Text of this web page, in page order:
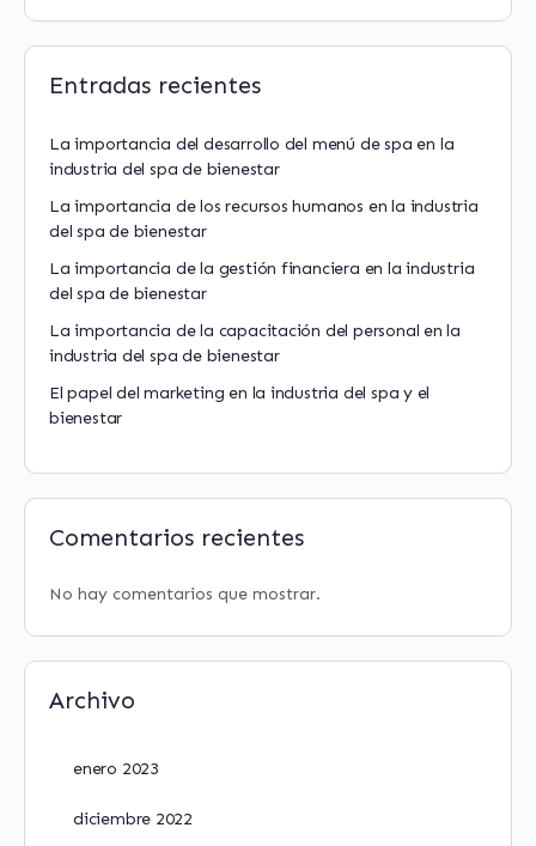
Entradas recientes
La importancia del desarrollo del menú de spa en la
industria del spa de bienestar
La importancia de los recursos humanos en la industria
del spa de bienestar
La importancia de la gestión financiera en la industria
del spa de bienestar
La importancia de la capacitación del personal en la
industria del spa de bienestar
El papel del marketing en la industria del spa y el
bienestar
Comentarios recientes
No hay comentarios que mostrar.
Archivo
enero 2023
diciembre 2022